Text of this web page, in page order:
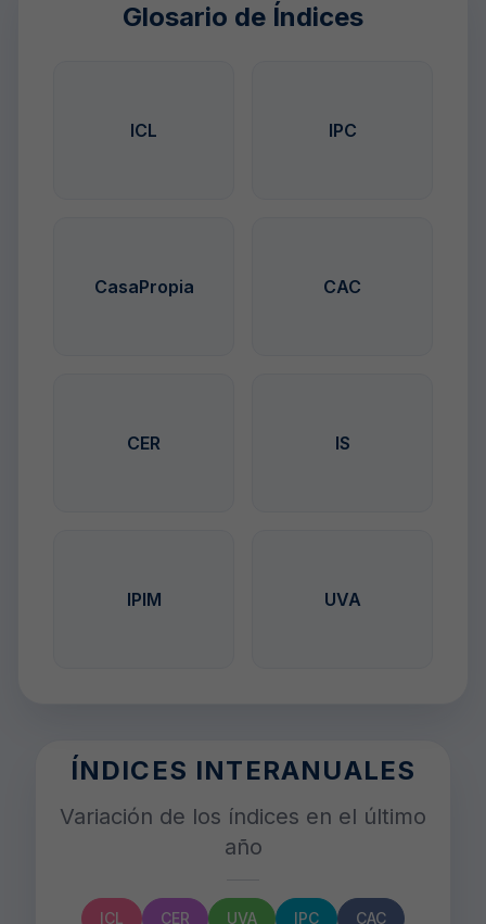
Glosario de Índices
ICL
inflación (IPC) y salarios
IPC
de bienes y servicios.
CasaPropia
e inflación, con un tope.
CAC
construcción. Usado en
CER
(IPC) para mantener el
valor real de deudas y
IS
salarios de la
economía, tanto
IPIM
precios mayoristas,
antes de llegar al
UVA
(CER). Usada
ÍNDICES INTERANUALES
Variación de los índices en el último
año
ICL CER UVA IPC CAC